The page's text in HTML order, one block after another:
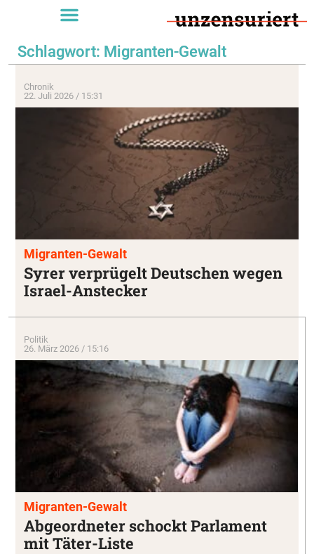
Schlagwort: Migranten-Gewalt
Chronik
22. Juli 2026 / 15:31
Migranten-Gewalt
Syrer verprügelt Deutschen wegen
Israel-Anstecker
Politik
26. März 2026 / 15:16
Migranten-Gewalt
Abgeordneter schockt Parlament
mit Täter-Liste